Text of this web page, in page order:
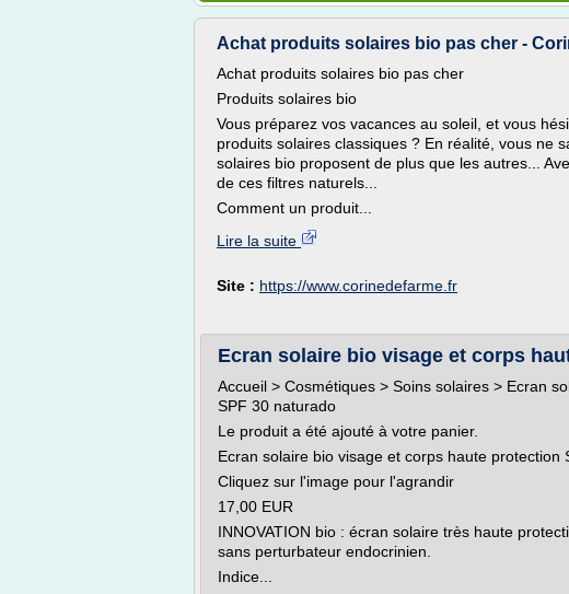
Achat produits solaires bio pas cher -
Achat produits solaires bio pas cher
Produits solaires bio
Vous préparez vos vacances au soleil, et vous
produits solaires classiques ? En réalité, vous ne
solaires bio proposent de plus que les autres...
de ces filtres naturels...
Comment un produit...
Lire la suite
Site : https://www.corinedefarme.fr
Ecran solaire bio visage et corps
Accueil > Cosmétiques > Soins solaires > Ecran
SPF 30 naturado
Le produit a été ajouté à votre panier.
Ecran solaire bio visage et corps haute protection
Cliquez sur l'image pour l'agrandir
17,00 EUR
INNOVATION bio : écran solaire très haute
sans perturbateur endocrinien.
Indice...